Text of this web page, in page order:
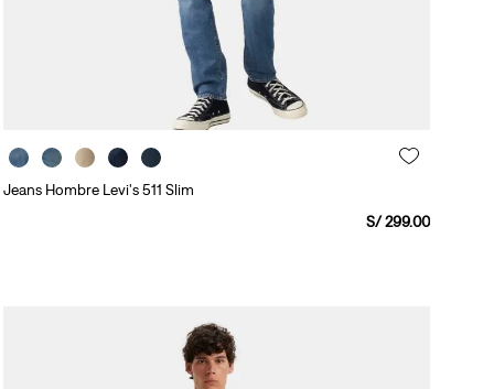
Jeans Hombre Levi's 511 Slim
S/ 299.00